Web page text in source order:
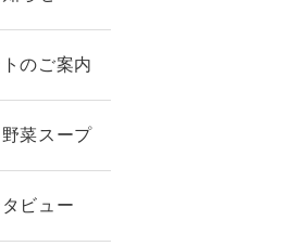
のご案内
菜スープ
ビュー